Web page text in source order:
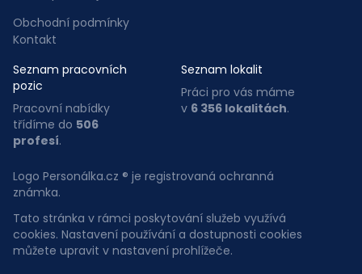
Obchodní podmínky
Kontakt
Seznam pracovních
pozic
Pracovní nabídky
třídíme do 506
profesí.
Seznam lokalit
Práci pro vás máme
v 6 356 lokalitách.
Logo Personálka.cz ® je registrovaná ochranná
známka.
Tato stránka v rámci poskytování služeb využívá
cookies. Nastavení používání a dostupnosti cookies
můžete upravit v nastavení prohlížeče.